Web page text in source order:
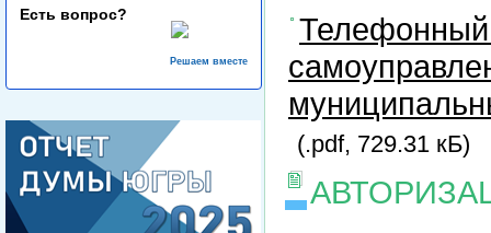
Есть вопрос?
Решаем вместе
Телефонный
(.pdf, 729.31 кБ)